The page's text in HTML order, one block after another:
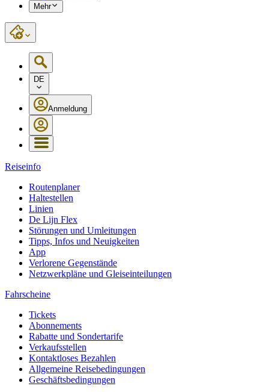
Mehr
DE
Anmeldung
Reiseinfo
Routenplaner
Haltestellen
Linien
De Lijn Flex
Störungen und Umleitungen
Tipps, Infos und Neuigkeiten
App
Verlorene Gegenstände
Netzwerkpläne und Gleiseinteilungen
Fahrscheine
Tickets
Abonnements
Rabatte und Sondertarife
Verkaufsstellen
Kontaktloses Bezahlen
Allgemeine Reisebedingungen
Geschäftsbedingungen